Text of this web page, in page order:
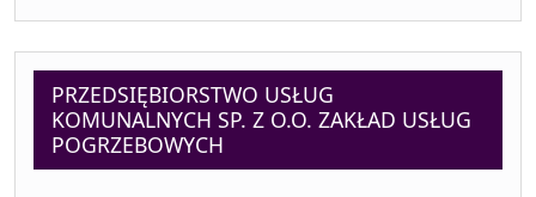
PRZEDSIĘBIORSTWO USŁUG
KOMUNALNYCH SP. Z O.O. ZAKŁAD USŁUG
POGRZEBOWYCH